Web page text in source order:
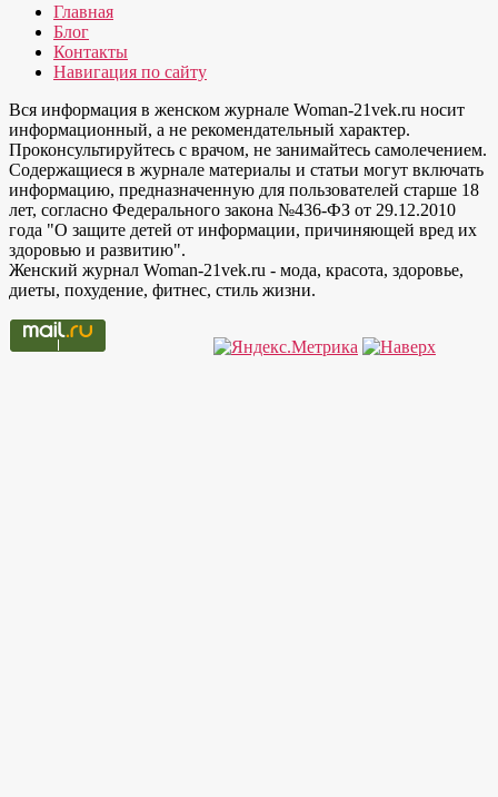
Главная
Блог
Контакты
Навигация по сайту
Вся информация в женском журнале Woman-21vek.ru носит
информационный, а не рекомендательный характер.
Проконсультируйтесь с врачом, не занимайтесь самолечением.
Содержащиеся в журнале материалы и статьи могут включать
информацию, предназначенную для пользователей старше 18
лет, согласно Федерального закона №436-ФЗ от 29.12.2010
года "О защите детей от информации, причиняющей вред их
здоровью и развитию".
Женский журнал Woman-21vek.ru - мода, красота, здоровье,
диеты, похудение, фитнес, стиль жизни.